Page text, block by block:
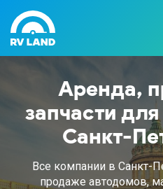
Аренда,
запчасти
Санкт-
Все компании в Санкт-
продаже автодомов,